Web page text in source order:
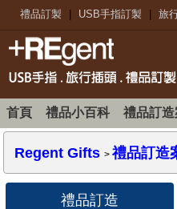
禮品訂製 USB手指訂製 旅
首頁 禮品小百科 禮品訂造
Regent Gifts >禮品訂造
禮品訂造